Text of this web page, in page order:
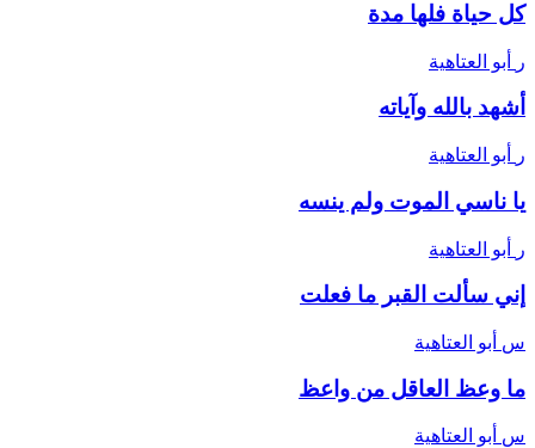
كل حياة فلها مدة
ر أبو العتاهية
أشهد بالله وآياته
ر أبو العتاهية
يا ناسي الموت ولم ينسه
ر أبو العتاهية
إني سألت القبر ما فعلت
س أبو العتاهية
ما وعظ العاقل من واعظ
س أبو العتاهية